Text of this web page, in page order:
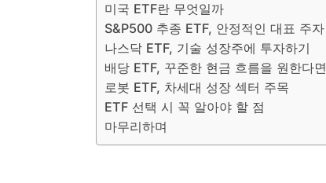
미국 ETF란 무엇일까
S&P500 추종 ETF, 안정적인 대표 주자
나스닥 ETF, 기술 성장주에 투자하기
배당 ETF, 꾸준한 현금 흐름을 원한다면
로봇 ETF, 차세대 성장 섹터 주목
ETF 선택 시 꼭 알아야 할 점
마무리하며